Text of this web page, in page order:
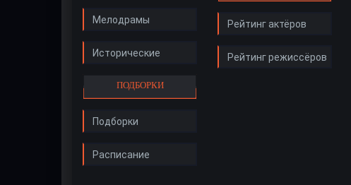
Мелодрамы
Исторические
ПОДБОРКИ
Подборки
Расписание
Рейтинг актёров
Рейтинг режиссёров